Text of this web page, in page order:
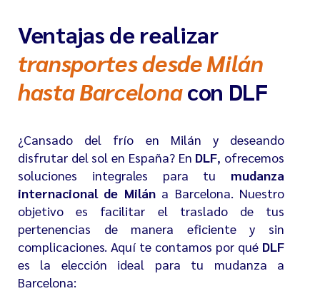
Ventajas de realizar
transportes desde Milán
hasta Barcelonacon DLF
¿Cansado del frío en Milán y deseando
disfrutar del sol en España? En DLF, ofrecemos
soluciones integrales para tu mudanza
internacional de Milána Barcelona. Nuestro
objetivo es facilitar el traslado de tus
pertenencias de manera eficiente y sin
complicaciones. Aquí te contamos por qué DLF
es la elección ideal para tu mudanza a
Barcelona: